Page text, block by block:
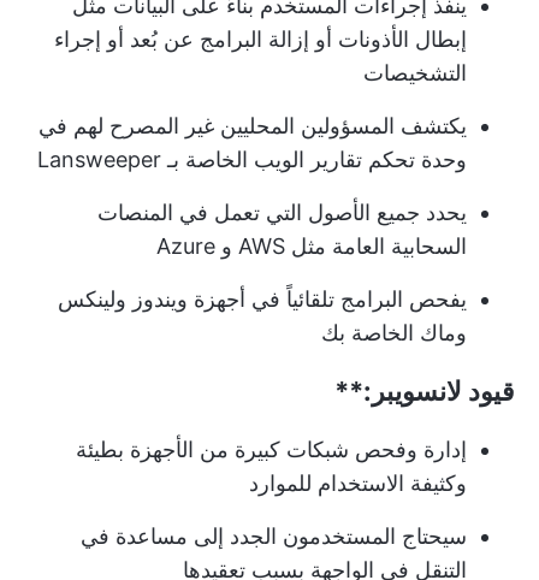
إبطال الأذونات أو إزالة البرامج عن بُعد أو إجراء
التشخيصات
يكتشف المسؤولين المحليين غير المصرح لهم في
وحدة تحكم تقارير الويب الخاصة بـ Lansweeper
يحدد جميع الأصول التي تعمل في المنصات
السحابية العامة مثل AWS و Azure
يفحص البرامج تلقائياً في أجهزة ويندوز ولينكس
وماك الخاصة بك
قيود لانسويبر:**
إدارة وفحص شبكات كبيرة من الأجهزة بطيئة
وكثيفة الاستخدام للموارد
سيحتاج المستخدمون الجدد إلى مساعدة في
التنقل في الواجهة بسبب تعقيدها